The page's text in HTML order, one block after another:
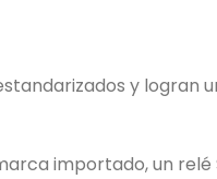
y logran
importado, un